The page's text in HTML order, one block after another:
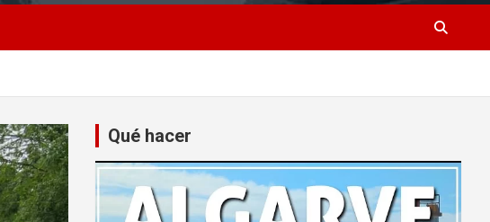
Qué hacer